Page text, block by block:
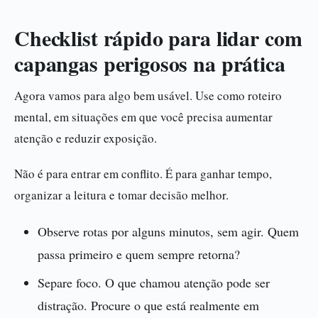
Checklist rápido para lidar com
capangas perigosos na prática
Agora vamos para algo bem usável. Use como roteiro
mental, em situações em que você precisa aumentar
atenção e reduzir exposição.
Não é para entrar em conflito. É para ganhar tempo,
organizar a leitura e tomar decisão melhor.
Observe rotas por alguns minutos, sem agir. Quem
passa primeiro e quem sempre retorna?
Separe foco. O que chamou atenção pode ser
distração. Procure o que está realmente em